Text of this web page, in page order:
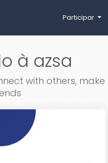
Participar
à azsa
with others, make